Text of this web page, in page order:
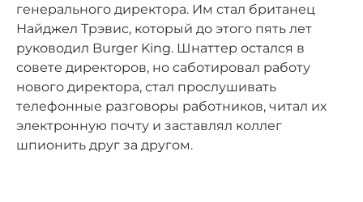
генерального директора. Им стал британец
Найджел Трэвис, который до этого пять лет
руководил Burger King. Шнаттер остался в
совете директоров, но саботировал работу
нового директора, стал прослушивать
телефонные разговоры работников, читал их
электронную почту и заставлял коллег
шпионить друг за другом.